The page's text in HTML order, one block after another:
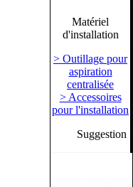
Matériel
d'installation
> Outillage pour
aspiration
centralisée
> Accessoires
pour l'installation
Suggestion